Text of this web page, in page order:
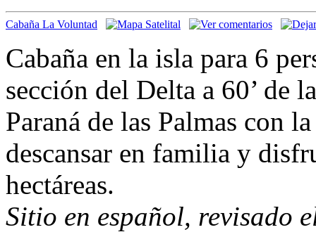
Cabaña La Voluntad
Cabaña en la isla para 6
sección del Delta a 60’ de
Paraná de las Palmas con
descansar en familia y
hectáreas.
Sitio en español, revisado